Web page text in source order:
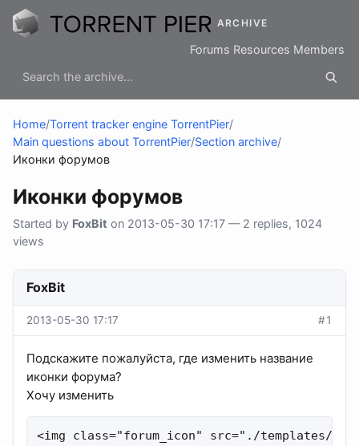
ARCHIVE
Forums Resources Members
Home/Torrent tracker engine TorrentPier/
Main questions about TorrentPier/Section archive/
Иконки форумов
Иконки форумов
Started by FoxBit on 2013-05-30 17:17 — 2 replies, 1024
views
FoxBit
2013-05-30 17:17 #1
Подскажите пожалуйста, где изменить название
иконки форума?
Хочу изменить
<img class="forum_icon" src="./templates/